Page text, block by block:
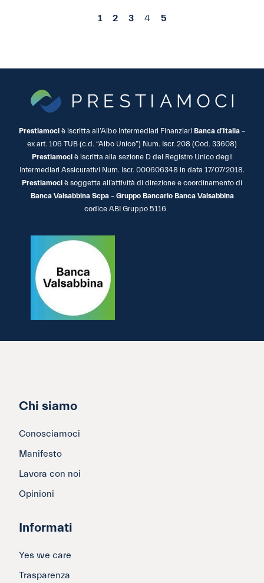
1 2 3 4 5
Prestiamoci è iscritta all’Albo Intermediari Finanziari Banca d’Italia –
ex art. 106 TUB (c.d. “Albo Unico”) Num. Iscr. 208 (Cod. 33608)
Prestiamociè iscritta alla sezione D del Registro Unico degli
Intermediari Assicurativi Num. Iscr. 000606348 in data 17/07/2018.
Prestiamoci è soggetta all’attività di direzione e coordinamento di
Banca Valsabbina Scpa – Gruppo Bancario Banca Valsabbina
codice ABI Gruppo 5116
Chi siamo
Conosciamoci
Manifesto
Lavora con noi
Opinioni
Informati
Yes we care
Trasparenza